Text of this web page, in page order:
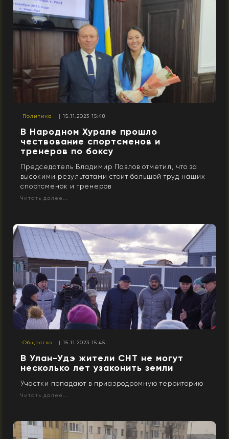
Политика | 15.11.2023 15:48
В Народном Хурале прошло
чествование спортсменов и
тренеров по боксу
Председатель Владимир Павлов отметил, что за
высокими результатами стоит большой труд наших
спортсменок и тренеров
Читать далее...
Общество | 15.11.2023 15:45
В Улан-Удэ жители СНТ не могут
несколько лет узаконить земли
Участки попадают в приаэродромную территорию
Читать далее...